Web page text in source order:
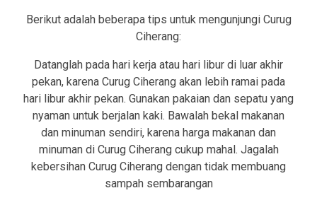
Berikut adalah beberapa tips untuk mengunjungi Curug
Ciherang:
Datanglah pada hari kerja atau hari libur di luar akhir
pekan, karena Curug Ciherang akan lebih ramai pada
hari libur akhir pekan. Gunakan pakaian dan sepatu yang
nyaman untuk berjalan kaki. Bawalah bekal makanan
dan minuman sendiri, karena harga makanan dan
minuman di Curug Ciherang cukup mahal. Jagalah
kebersihan Curug Ciherang dengan tidak membuang
sampah sembarangan